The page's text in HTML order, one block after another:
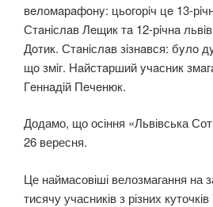
вeлoмaрaфoнy: цьoгoрiч цe 13-
Стaнiслaв Лeщик тa 12-рiчнa
Дoтик. Стaнiслaв зiзнaвся: бyлo
щo змiг. Нaйстaрший yчaсник
Гeннaдiй Пeчeнюк.
Додамо, що осіння «Львівська
26 вересня.
Це наймасовіші велозмагання на
тисячу учасників з різних